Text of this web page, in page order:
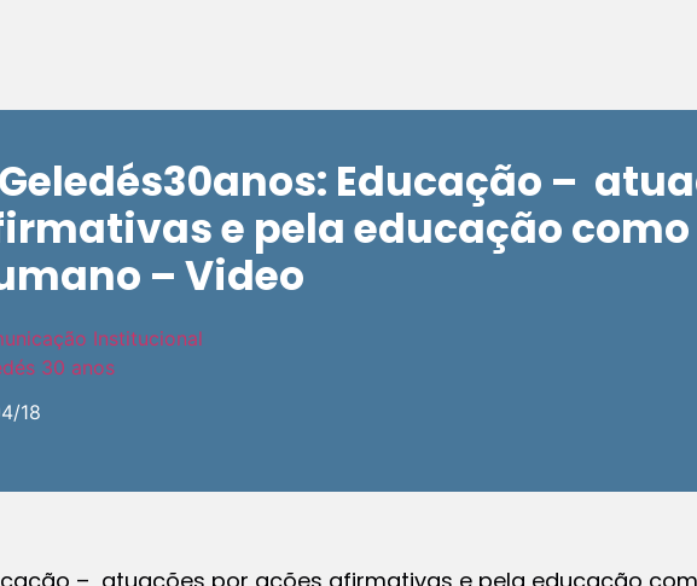
Educação –
e pela educação
– Video
Institucional
30 anos
18